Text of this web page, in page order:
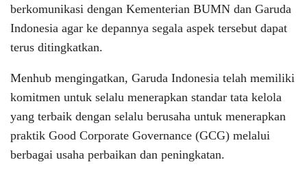
berkomunikasi dengan Kementerian BUMN dan Garuda
Indonesia agar ke depannya segala aspek tersebut dapat
terus ditingkatkan.
Menhub mengingatkan, Garuda Indonesia telah memiliki
komitmen untuk selalu menerapkan standar tata kelola
yang terbaik dengan selalu berusaha untuk menerapkan
praktik Good Corporate Governance (GCG) melalui
berbagai usaha perbaikan dan peningkatan.